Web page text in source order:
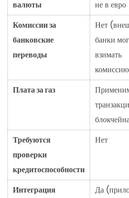
валюты
не в евро
Комиссии за
банковские
переводы
Нет
банки
взимать
Плата за газ
Требуются
проверки
кредитоспособности
Нет
Интеграция
Да